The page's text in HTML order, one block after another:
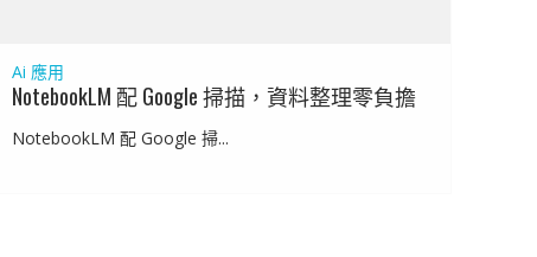
Ai 應用
NotebookLM 配 Google 掃描，資料整理零負擔
NotebookLM 配 Google 掃...